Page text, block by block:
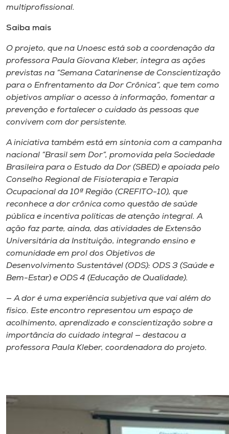
multiprofissional.
Saiba mais
O projeto, que na Unoesc está sob a coordenação da
professora Paula Giovana Kleber, integra as ações
previstas na “Semana Catarinense de Conscientização
para o Enfrentamento da Dor Crônica”, que tem como
objetivos ampliar o acesso à informação, fomentar a
prevenção e fortalecer o cuidado às pessoas que
convivem com dor persistente.
A iniciativa também está em sintonia com a campanha
nacional “Brasil sem Dor”, promovida pela Sociedade
Brasileira para o Estudo da Dor (SBED) e apoiada pelo
Conselho Regional de Fisioterapia e Terapia
Ocupacional da 10ª Região (CREFITO-10), que
reconhece a dor crônica como questão de saúde
pública e incentiva políticas de atenção integral. A
ação faz parte, ainda, das atividades de Extensão
Universitária da Instituição, integrando ensino e
comunidade em prol dos Objetivos de
Desenvolvimento Sustentável (ODS): ODS 3 (Saúde e
Bem-Estar) e ODS 4 (Educação de Qualidade).
— A dor é uma experiência subjetiva que vai além do
físico. Este encontro representou um espaço de
acolhimento, aprendizado e conscientização sobre a
importância do cuidado integral — destacou a
professora Paula Kleber, coordenadora do projeto.